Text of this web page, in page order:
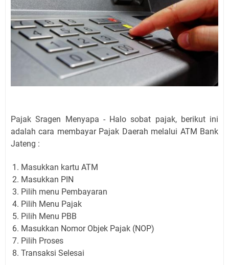
Pajak Sragen Menyapa - Halo sobat pajak, berikut ini
adalah cara membayar Pajak Daerah melalui ATM Bank
Jateng :
Masukkan kartu ATM
Masukkan PIN
Pilih menu Pembayaran
Pilih Menu Pajak
Pilih Menu PBB
Masukkan Nomor Objek Pajak (NOP)
Pilih Proses
Transaksi Selesai